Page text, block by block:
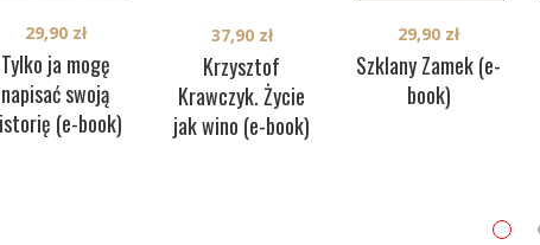
Tylko ja mogę
napisać swoją
(e-book)
29,90 zł
Krzysztof
Krawczyk. Życie
jak wino (e-book)
37,90 zł
Szklany Zamek (e-
book)
29,90 zł